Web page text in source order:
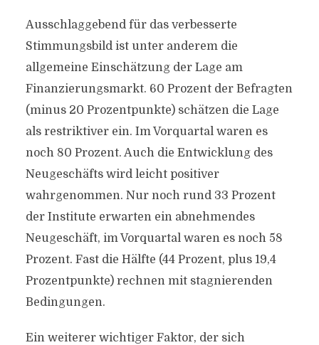
Ausschlaggebend für das verbesserte
Stimmungsbild ist unter anderem die
allgemeine Einschätzung der Lage am
Finanzierungsmarkt. 60 Prozent der Befragten
(minus 20 Prozentpunkte) schätzen die Lage
als restriktiver ein. Im Vorquartal waren es
noch 80 Prozent. Auch die Entwicklung des
Neugeschäfts wird leicht positiver
wahrgenommen. Nur noch rund 33 Prozent
der Institute erwarten ein abnehmendes
Neugeschäft, im Vorquartal waren es noch 58
Prozent. Fast die Hälfte (44 Prozent, plus 19,4
Prozentpunkte) rechnen mit stagnierenden
Bedingungen.
Ein weiterer wichtiger Faktor, der sich